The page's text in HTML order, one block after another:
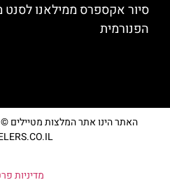
סיור אקספרס ממילאנו לסנט
הפנורמית
האתר הינו אתר המלצות מטיילים
מדיניות